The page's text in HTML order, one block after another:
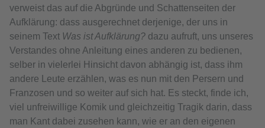
verweist das auf die Abgründe und Schattenseiten der
Aufklärung: dass ausgerechnet derjenige, der uns in
seinem Text Was ist Aufklärung? dazu aufruft, uns unseres
Verstandes ohne Anleitung eines anderen zu bedienen,
selber in vielerlei Hinsicht davon abhängig ist, dass ihm
andere Leute erzählen, was es nun mit den Persern und
Franzosen und so weiter auf sich hat. Es steckt, finde ich,
viel unfreiwillige Komik und gleichzeitig Tragik darin, dass
man Kant dabei zusehen kann, wie er an den eigenen